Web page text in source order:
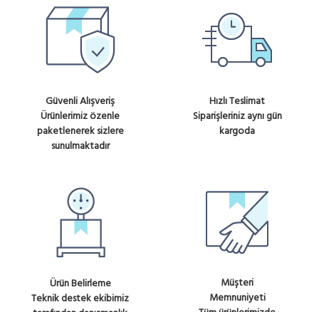
Güvenli Alışveriş
Ürünlerimiz özenle
paketlenerek sizlere
sunulmaktadır
Hızlı Teslimat
Siparişleriniz aynı gün
kargoda
Ürün Belirleme
Teknik destek ekibimiz
Müşteri
Memnuniyeti